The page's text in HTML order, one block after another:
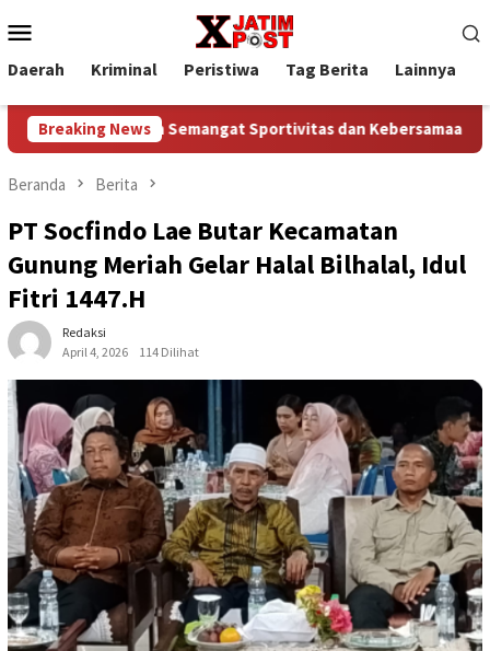
ke
kontenMobile
Daerah Kriminal Peristiwa Tag Berita Lainnya
Breaking News
Kobarkan Semangat Sportivitas dan Kebersamaan
Beranda Berita
PT Socfindo Lae Butar Kecamatan
Gunung Meriah Gelar Halal Bilhalal, Idul
Fitri 1447.H
Redaksi
April 4, 2026
114 Dilihat